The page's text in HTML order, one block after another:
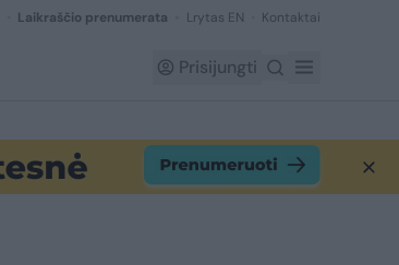
Laikraščio prenumerata Lrytas EN Kontaktai
Prisijungti